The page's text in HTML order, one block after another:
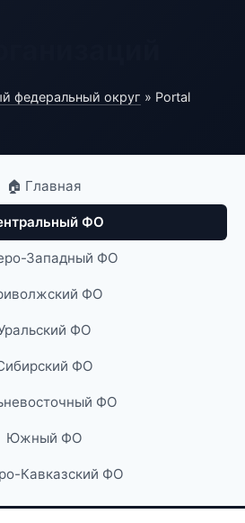
федеральный округ » Portal
🏠 Главная
ФО
Западный ФО
ФО
ФО
ФО
ФО
Южный ФО
Кавказский ФО